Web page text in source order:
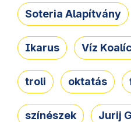
Soteria Alapítvány
Ikarus Víz
troli oktatás
színészek Jurij